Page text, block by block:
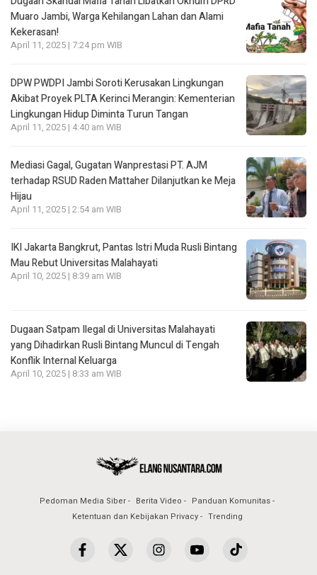
Muaro Jambi, Warga Kehilangan Lahan dan Alami
Kekerasan!
April 11, 2025 | 7:24 pm WIB
DPW PWDPI Jambi Soroti Kerusakan Lingkungan
Akibat Proyek PLTA Kerinci Merangin: Kementerian
Lingkungan Hidup Diminta Turun Tangan
April 11, 2025 | 4:40 am WIB
Mediasi Gagal, Gugatan Wanprestasi PT. AJM
terhadap RSUD Raden Mattaher Dilanjutkan ke Meja
Hijau
April 11, 2025 | 2:54 am WIB
IKI Jakarta Bangkrut, Pantas Istri Muda Rusli Bintang
Mau Rebut Universitas Malahayati
April 10, 2025 | 8:39 am WIB
Dugaan Satpam Ilegal di Universitas Malahayati
yang Dihadirkan Rusli Bintang Muncul di Tengah
Konflik Internal Keluarga
April 10, 2025 | 8:33 am WIB
Pedoman Media Siber Berita Video
Panduan Komunitas
Ketentuan dan Kebijakan Privacy
Trending